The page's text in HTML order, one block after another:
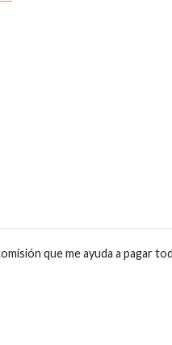
que me ayuda a pagar